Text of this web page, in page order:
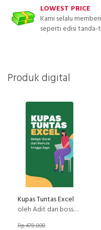
LOWEST PRICE
Kami selalu
seperti edisi tanda-
Produk digital
Kupas Tuntas Excel
oleh Adit dari bossexcel
Rp 478.800